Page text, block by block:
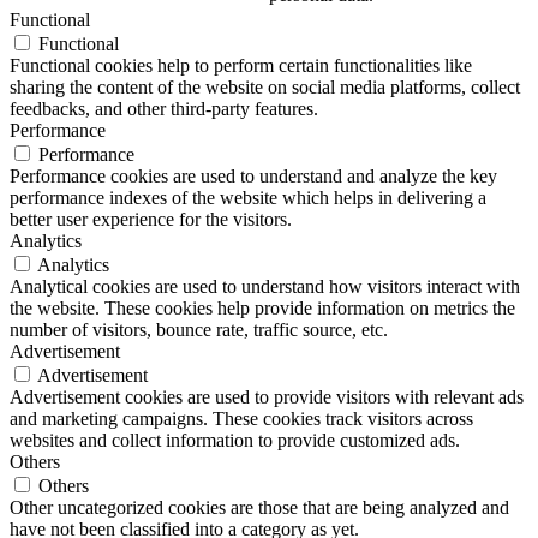
Functional
Functional
Functional cookies help to perform certain functionalities like
sharing the content of the website on social media platforms, collect
feedbacks, and other third-party features.
Performance
Performance
Performance cookies are used to understand and analyze the key
performance indexes of the website which helps in delivering a
better user experience for the visitors.
Analytics
Analytics
Analytical cookies are used to understand how visitors interact with
the website. These cookies help provide information on metrics the
number of visitors, bounce rate, traffic source, etc.
Advertisement
Advertisement
Advertisement cookies are used to provide visitors with relevant ads
and marketing campaigns. These cookies track visitors across
websites and collect information to provide customized ads.
Others
Others
Other uncategorized cookies are those that are being analyzed and
have not been classified into a category as yet.